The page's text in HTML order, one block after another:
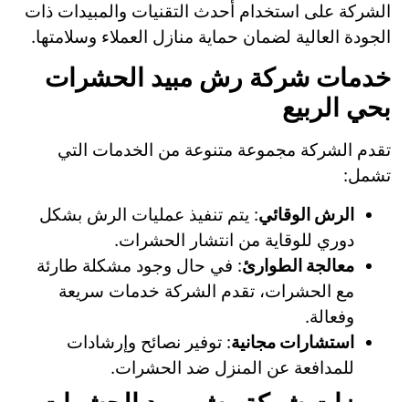
الشركة على استخدام أحدث التقنيات والمبيدات ذات
الجودة العالية لضمان حماية منازل العملاء وسلامتها.
خدمات شركة رش مبيد الحشرات
بحي الربيع
تقدم الشركة مجموعة متنوعة من الخدمات التي
تشمل:
الرش الوقائي: يتم تنفيذ عمليات الرش بشكل
دوري للوقاية من انتشار الحشرات.
معالجة الطوارئ: في حال وجود مشكلة طارئة
مع الحشرات، تقدم الشركة خدمات سريعة
وفعالة.
استشارات مجانية: توفير نصائح وإرشادات
للمدافعة عن المنزل ضد الحشرات.